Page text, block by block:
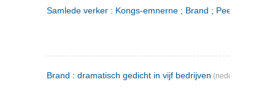
Samlede verker : Kongs-emnerne ; Brand ; Peer Gynt. 2
Brand : dramatisch gedicht in vijf bedrijven (nederlandsk)